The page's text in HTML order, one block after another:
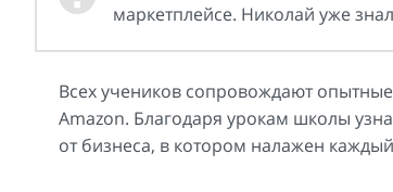
маркетплейсе. Николай уже
Всех учеников сопровождают
Amazon. Благодаря урокам школы
от бизнеса, в котором налажен